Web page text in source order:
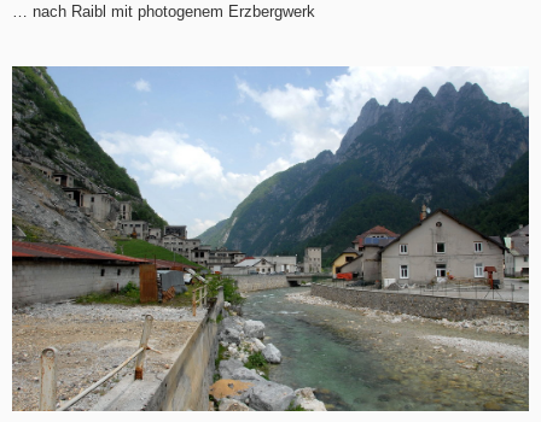
… nach Raibl mit photogenem Erzbergwerk